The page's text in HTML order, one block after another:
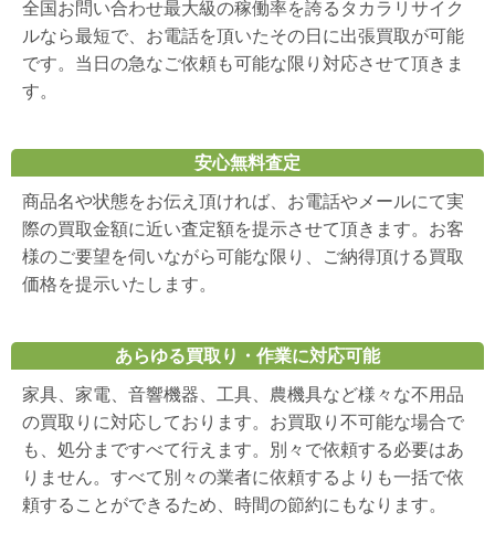
全国お問い合わせ最大級の稼働率を誇るタカラリサイク
ルなら最短で、お電話を頂いたその日に出張買取が可能
です。当日の急なご依頼も可能な限り対応させて頂きま
す。
安心無料査定
商品名や状態をお伝え頂ければ、お電話やメールにて実
際の買取金額に近い査定額を提示させて頂きます。お客
様のご要望を伺いながら可能な限り、ご納得頂ける買取
価格を提示いたします。
あらゆる買取り・作業に対応可能
家具、家電、音響機器、工具、農機具など様々な不用品
の買取りに対応しております。お買取り不可能な場合で
も、処分まですべて行えます。別々で依頼する必要はあ
りません。すべて別々の業者に依頼するよりも一括で依
頼することができるため、時間の節約にもなります。